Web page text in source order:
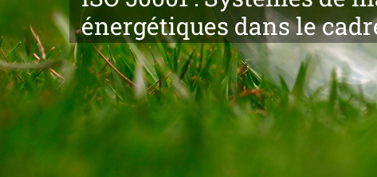
énergétiques dans le